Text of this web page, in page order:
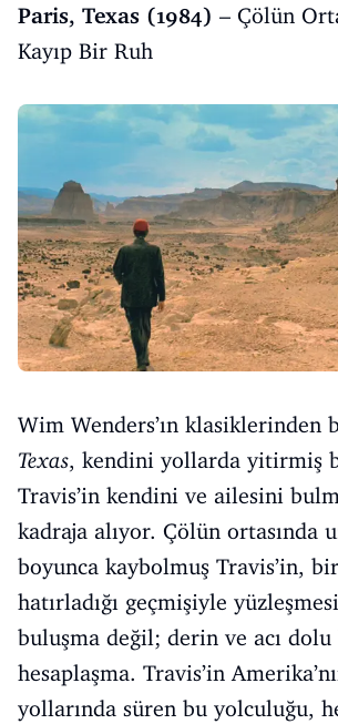
Paris, Texas (1984) – Çölün
Kayıp Bir Ruh
Wim Wenders’ın
Texas, kendini yollarda yitirmiş
Travis’in kendini ve ailesini
kadraja alıyor. Çölün ortasında
boyunca kaybolmuş Travis’in,
hatırladığı geçmişiyle
buluşma değil; derin ve acı
hesaplaşma. Travis’in
yollarında süren bu yolculuğu,